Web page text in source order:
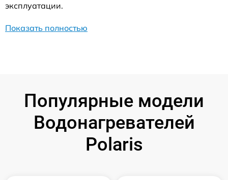
эксплуатации.
Показать полностью
Популярные модели
Водонагревателей
Polaris